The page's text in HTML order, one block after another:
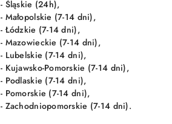
- Śląskie (24h),
- Małopolskie (7-14 dni),
- Łódzkie (7-14 dni),
- Mazowieckie (7-14 dni),
- Lubelskie (7-14 dni),
- Kujawsko-Pomorskie (7-14 dni),
- Podlaskie (7-14 dni),
- Pomorskie (7-14 dni),
- Zachodniopomorskie (7-14 dni).